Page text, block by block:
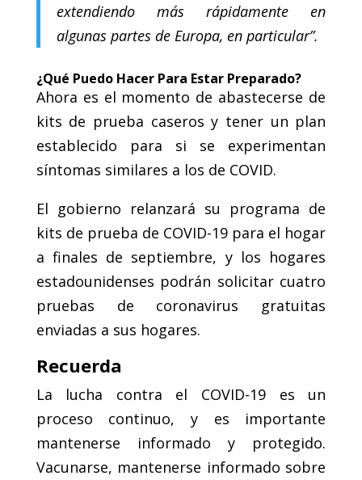
extendiendo más rápidamente en
algunas partes de Europa, en particular”.
¿Qué Puedo Hacer Para Estar Preparado?
Ahora es el momento de abastecerse de
kits de prueba caseros y tener un plan
establecido para si se experimentan
síntomas similares a los de COVID.
El gobierno relanzará su programa de
kits de prueba de COVID-19 para el hogar
a finales de septiembre, y los hogares
estadounidenses podrán solicitar cuatro
pruebas de coronavirus gratuitas
enviadas a sus hogares.
Recuerda
La lucha contra el COVID-19 es un
proceso continuo, y es importante
mantenerse informado y protegido.
Vacunarse, mantenerse informado sobre